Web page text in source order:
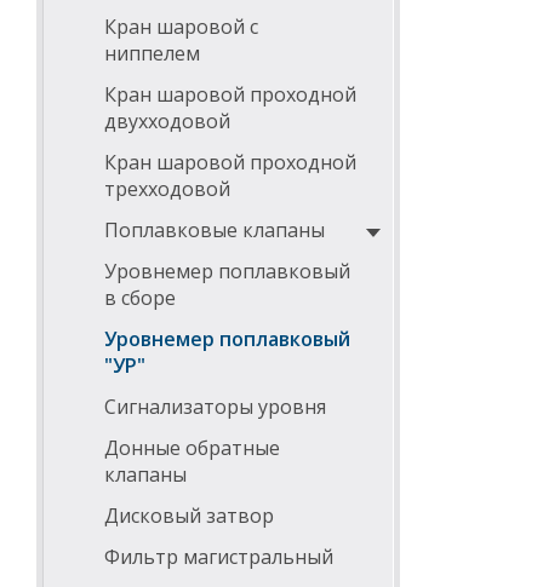
Кран шаровой с
ниппелем
Кран шаровой проходной
двухходовой
Кран шаровой проходной
трехходовой
Поплавковые клапаны
Уровнемер поплавковый
в сборе
Уровнемер поплавковый
"УР"
Сигнализаторы уровня
Донные обратные
клапаны
Дисковый затвор
Фильтр магистральный